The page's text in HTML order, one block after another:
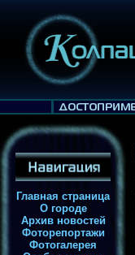
Главная страница
О городе
Архив новостей
Фоторепортажи
Фотогалерея